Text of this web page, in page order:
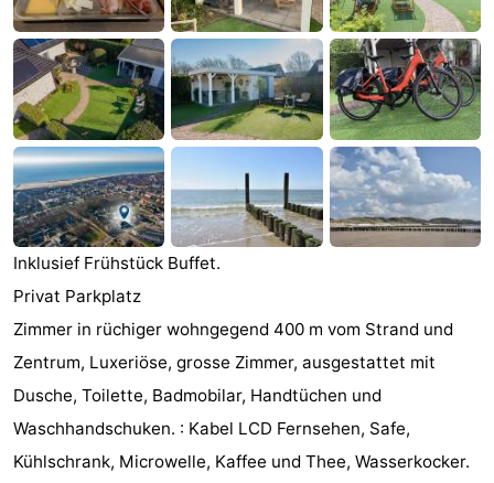
Joossesweg
-
Kustlicht
-
Meerpaal
-
Strandcamping
Valkenisse
-
Zee,
en
Duin
Hotels
Zimmer
(mit
Frühstück)
Lastminutes
Strand
Sehen
Inklusief Frühstück Buffet.
Privat Parkplatz
Zimmer in rüchiger wohngegend 400 m vom Strand und
Zentrum, Luxeriöse, grosse Zimmer, ausgestattet mit
Dusche, Toilette, Badmobilar, Handtüchen und
Waschhandschuken. : Kabel LCD Fernsehen, Safe,
Kühlschrank, Microwelle, Kaffee und Thee, Wasserkocker.